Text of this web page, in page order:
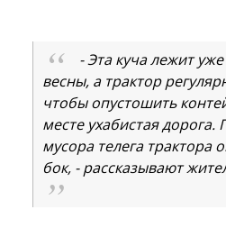
- Эта куча лежит
весны, а трактор
чтобы опустошить
месте ухабистая дорога.
мусора телега трактора
бок, - рассказывают